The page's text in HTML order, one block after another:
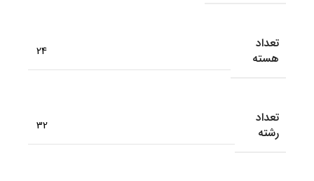
تعداد
هسته
24
تعداد
رشته
32